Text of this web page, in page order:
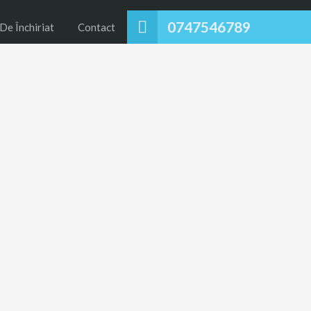
0747546789
De Închiriat Contact